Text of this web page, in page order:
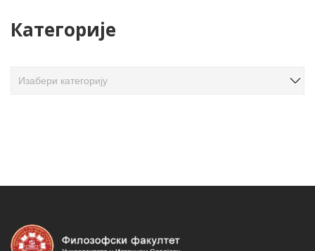
в
Категорије